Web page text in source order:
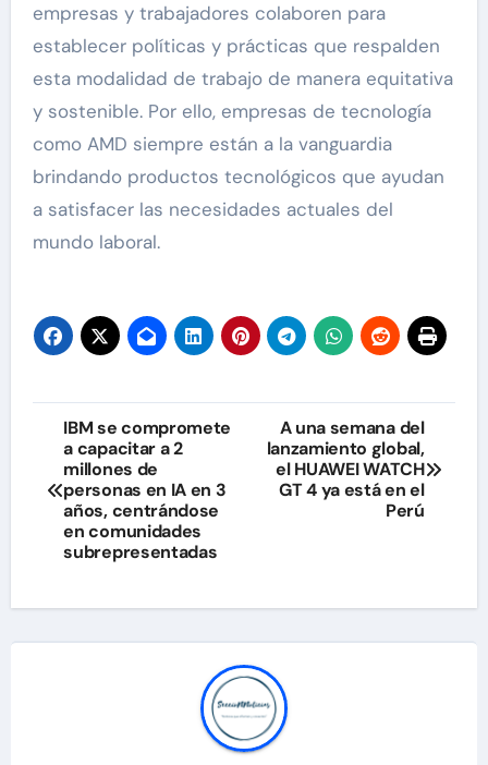
empresas y trabajadores colaboren para
establecer políticas y prácticas que respalden
esta modalidad de trabajo de manera equitativa
y sostenible. Por ello, empresas de tecnología
como AMD siempre están a la vanguardia
brindando productos tecnológicos que ayudan
a satisfacer las necesidades actuales del
mundo laboral.
Navegación
de
entradas
IBM se compromete
a capacitar a 2
millones de
personas en IA en 3
años, centrándose
en comunidades
subrepresentadas
A una semana del
lanzamiento global,
el HUAWEI WATCH
GT 4 ya está en el
Perú